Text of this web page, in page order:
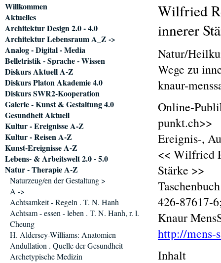
Wilfried
innerer
Natur/
Wege zu
knaur-
Online-
punkt.ch>>
Ereignis-,
<< Wilfried
Stärke >>
426-87617-
Knaur
http://mens-
Inhalt
Navigation
überspringen
Willkommen
Aktuelles
Architektur Design 2.0 - 4.0
Architektur Lebensraum A_Z ->
Analog - Digital - Media
Belletristik - Sprache - Wissen
Diskurs Aktuell A-Z
Diskurs Platon Akademie 4.0
Diskurs SWR2-Kooperation
Galerie - Kunst & Gestaltung 4.0
Gesundheit Aktuell
Kultur - Ereignisse A-Z
Kultur - Reisen A-Z
Kunst-Ereignisse A-Z
Lebens- & Arbeitswelt 2.0 - 5.0
Natur - Therapie A-Z
Naturzeug/en der Gestaltung >
A ->
Achtsamkeit - Regeln . T. N. Hanh
Achtsam - essen - leben . T. N. Hanh, r. l.
Cheung
H. Aldersey-Williams: Anatomien
Andullation . Quelle der Gesundheit
Archetypische Medizin